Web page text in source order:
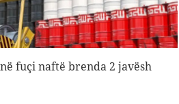
fuçi naftë brenda 2 javësh